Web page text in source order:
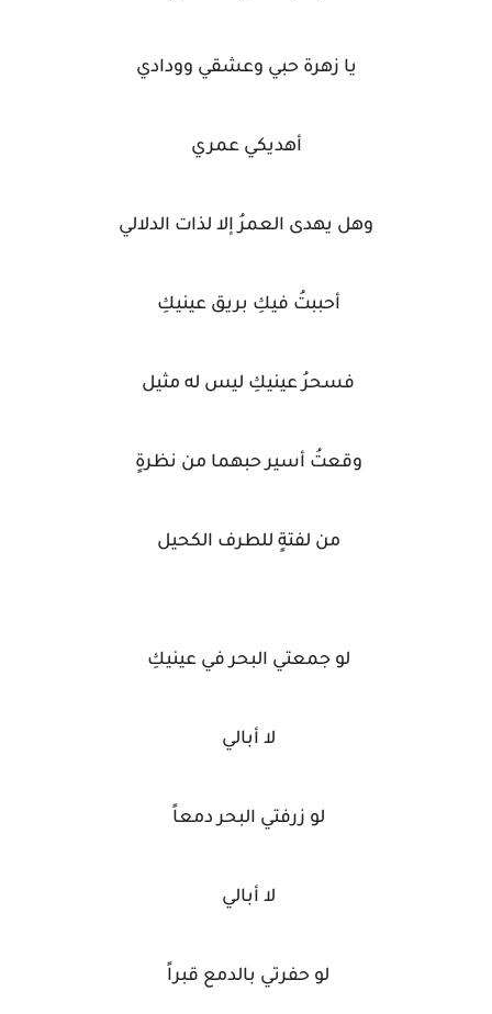
يا زهرة حبي وعشقي وودادي
أهديكي عمري
وهل يهدى العمرُ إلا لذات الدلالي
أحببتُ فيكِ بريق عينيكِ
فسحرُ عينيكِ ليس له مثيل
وقعتُ أسير حبهما من نظرةٍ
من لفتةٍ للطرف الكحيل
لو جمعتي البحر في عينيكِ
لا أبالي
لو زرفتي البحر دمعاً
لا أبالي
لو حفرتي بالدمع قبراً